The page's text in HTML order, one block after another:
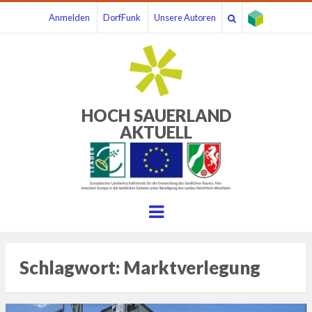
Anmelden DorfFunk Unsere Autoren
HOCH SAUERLAND
AKTUELL
Menu
Schlagwort: Marktverlegung